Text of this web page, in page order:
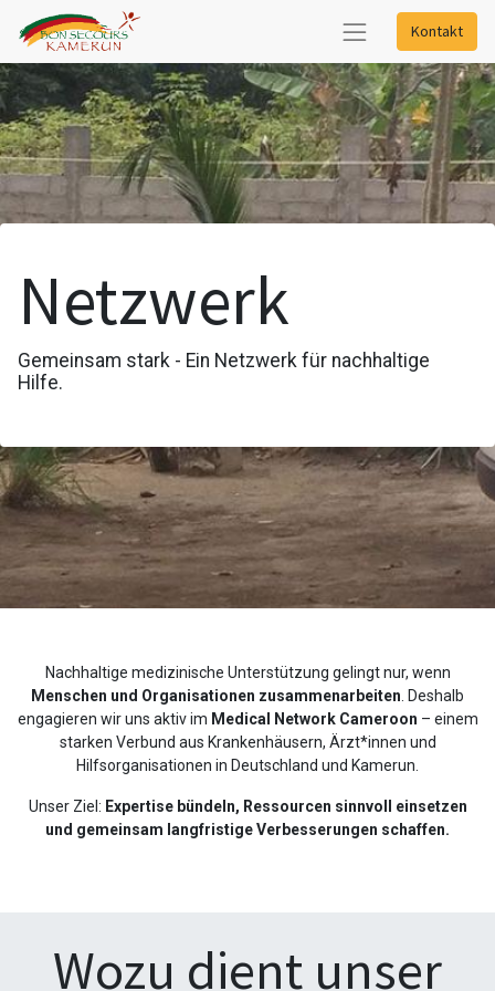
Kontakt
Netzwerk
Gemeinsam stark - Ein Netzwerk für nachhaltige
Hilfe.
Nachhaltige medizinische Unterstützung gelingt nur, wenn
Menschen und Organisationen zusammenarbeiten . Deshalb
engagieren wir uns aktiv im Medical Network Cameroon – einem
starken Verbund aus Krankenhäusern, Ärzt*innen und
Hilfsorganisationen in Deutschland und Kamerun.
Unser Ziel: Expertise bündeln, Ressourcen sinnvoll einsetzen
und gemeinsam langfristige Verbesserungen schaffen.
Wozu dient unser